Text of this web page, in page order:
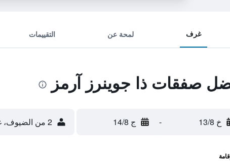
غرف لمحة عن التقييمات
صفقات ذا جوينرز آرمز
خ 13/8 - ج 14/8 2 من الضيوف، غرفة واحدة